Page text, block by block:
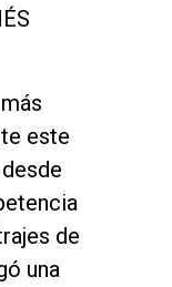
este
de
una